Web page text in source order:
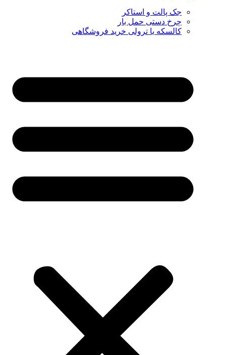
جک پالت و استاکر
چرخ دستی حمل بار
کالسکه یا ترولی خرید فروشگاهی